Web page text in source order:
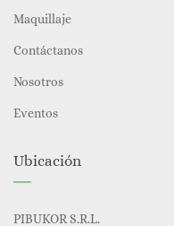
Maquillaje
Contáctanos
Nosotros
Eventos
Ubicación
PIBUKOR S.R.L.